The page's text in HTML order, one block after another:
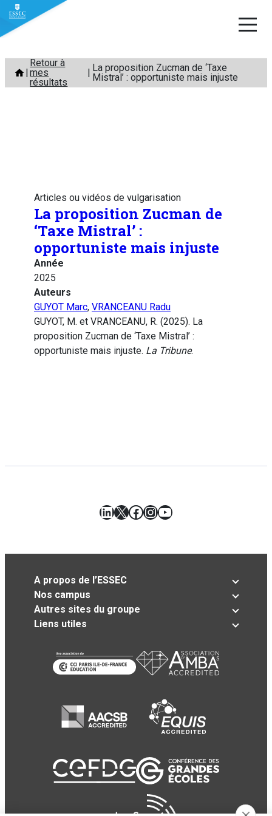
Aller
contenu
Retour à
mes
résultats
La proposition Zucman de ‘Taxe
Mistral’ : opportuniste mais injuste
Articles ou vidéos de vulgarisation
La proposition Zucman de
‘Taxe Mistral’ :
opportuniste mais injuste
Année
2025
Auteurs
GUYOT Marc, VRANCEANU Radu
GUYOT, M. et VRANCEANU, R. (2025). La
proposition Zucman de ‘Taxe Mistral’ :
opportuniste mais injuste. La Tribune.
LinkedIn
X Facebook
Instagram
YouTube
A propos de l’ESSEC
Nos campus
Autres sites du groupe
Liens utiles